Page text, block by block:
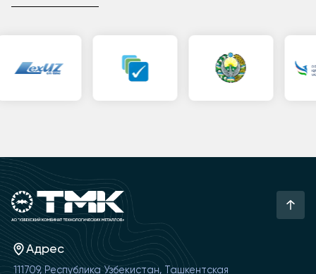
Адрес
111709, Республика Узбекистан, Ташкентская